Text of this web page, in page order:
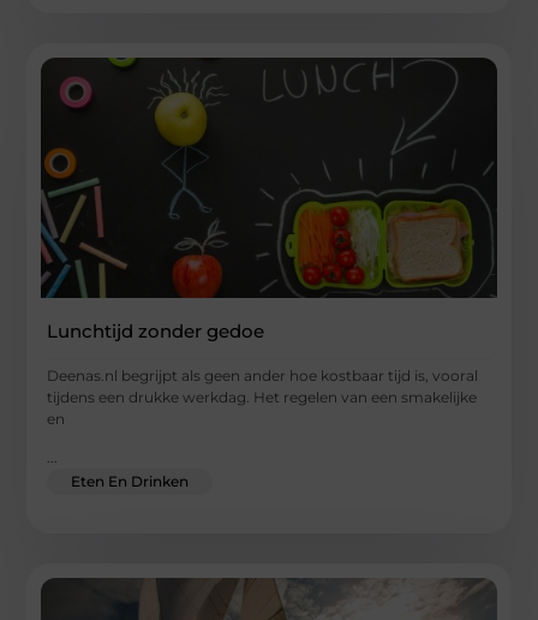
Lunchtijd zonder gedoe
Deenas.nl begrijpt als geen ander hoe kostbaar tijd is, vooral
tijdens een drukke werkdag. Het regelen van een smakelijke
en
...
Eten En Drinken